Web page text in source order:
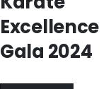
Excellence
Gala 2024